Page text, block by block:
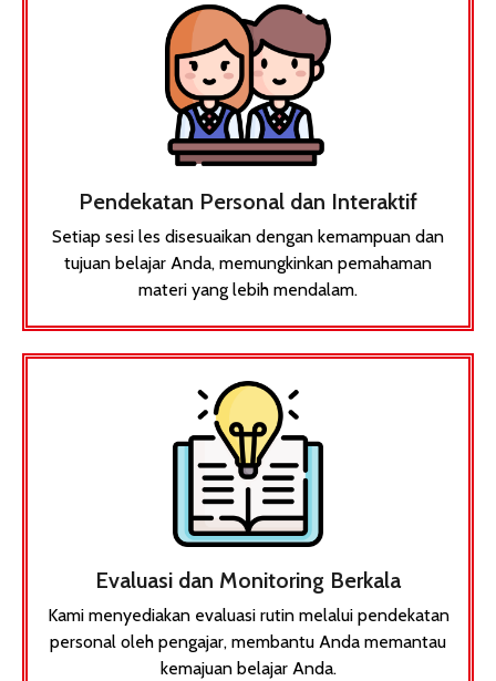
Pendekatan Personal dan Interaktif
Setiap sesi les disesuaikan dengan kemampuan dan
tujuan belajar Anda, memungkinkan pemahaman
materi yang lebih mendalam.​
Evaluasi dan Monitoring Berkala
Kami menyediakan evaluasi rutin melalui pendekatan
personal oleh pengajar, membantu Anda memantau
kemajuan belajar Anda.​